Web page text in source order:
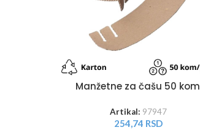
Manžetne za čašu 50 kom
Artikal: 97947
254,74 RSD